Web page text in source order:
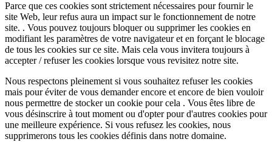
Parce que ces cookies sont strictement nécessaires pour fournir le
site Web, leur refus aura un impact sur le fonctionnement de notre
site. . Vous pouvez toujours bloquer ou supprimer les cookies en
modifiant les paramètres de votre navigateur et en forçant le blocage
de tous les cookies sur ce site. Mais cela vous invitera toujours à
accepter / refuser les cookies lorsque vous revisitez notre site.
Nous respectons pleinement si vous souhaitez refuser les cookies
mais pour éviter de vous demander encore et encore de bien vouloir
nous permettre de stocker un cookie pour cela . Vous êtes libre de
vous désinscrire à tout moment ou d'opter pour d'autres cookies pour
une meilleure expérience. Si vous refusez les cookies, nous
supprimerons tous les cookies définis dans notre domaine.